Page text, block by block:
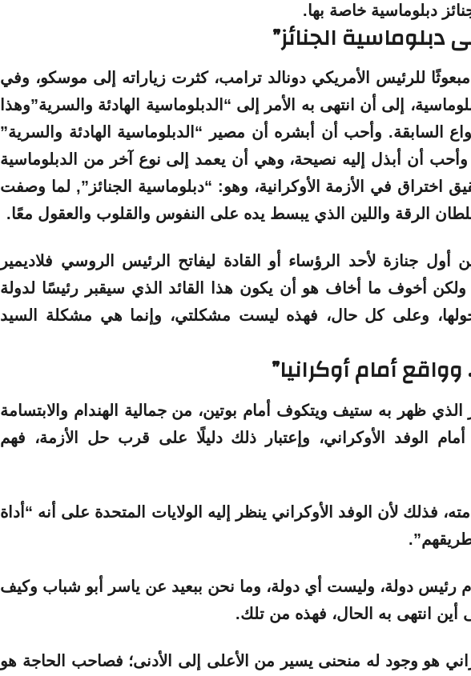
دبلوماسية خاصة بها.
الجنائز”
للرئيس الأمريكي دونالد ترامب، كثرت زياراته إلى موسكو، وفي
إلى أن انتهى به الأمر إلى “الدبلوماسية الهادئة والسرية”وهذا
السابقة. وأحب أن أبشره أن مصير “الدبلوماسية الهادئة والسرية”
وأحب أن أبذل إليه نصيحة، وهي أن يعمد إلى نوع آخر من الدبلوماسية
اختراق في الأزمة الأوكرانية، وهو: “دبلوماسية الجنائز”, لما وصفت
الرقة واللين الذي يبسط يده على النفوس والقلوب والعقول معًا.
جنازة لأحد الرؤساء أو القادة ليفاتح الرئيس الروسي فلاديمير
ولكن أخوف ما أخاف هو أن يكون هذا القائد الذي سيقبر رئيسًا لدولة
وعلى كل حال، فهذه ليست مشكلتي، وإنما هي مشكلة السيد
أمام أوكرانيا”
الذي ظهر به ستيف ويتكوف أمام بوتين، من جمالية الهندام والابتسامة
أمام الوفد الأوكراني، وإعتبار ذلك دليلًا على قرب حل الأزمة، فهم
فذلك لأن الوفد الأوكراني ينظر إليه الولايات المتحدة على أنه “أداة
.
رئيس دولة، وليست أي دولة، وما نحن ببعيد عن ياسر أبو شباب وكيف
أين انتهى به الحال، فهذه من تلك.
هو وجود له منحنى يسير من الأعلى إلى الأدنى؛ فصاحب الحاجة هو